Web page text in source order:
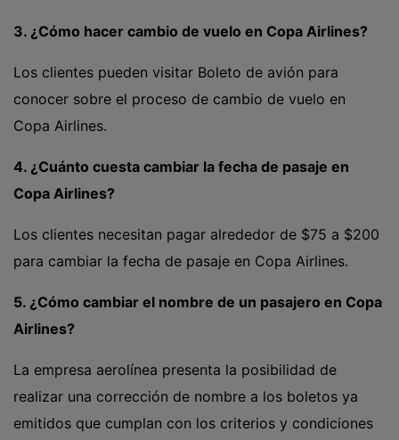
3. ¿Cómo hacer cambio de vuelo en Copa Airlines?
Los clientes pueden visitar Boleto de avión para
conocer sobre el proceso de cambio de vuelo en
Copa Airlines.
4. ¿Cuánto cuesta cambiar la fecha de pasaje en
Copa Airlines?
Los clientes necesitan pagar alrededor de $75 a $200
para cambiar la fecha de pasaje en Copa Airlines.
5. ¿Cómo cambiar el nombre de un pasajero en Copa
Airlines?
La empresa aerolínea presenta la posibilidad de
realizar una corrección de nombre a los boletos ya
emitidos que cumplan con los criterios y condiciones